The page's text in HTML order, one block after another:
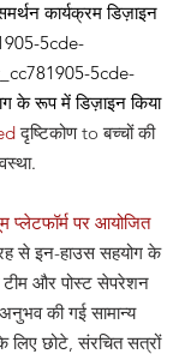
कार्यक्रम डिज़ाइन
5cde-
5cde-
के रूप में डिज़ाइन किया
दृष्टिकोणto बच्चों की
.
प्लेटफॉर्म पर आयोजित
से इन-हाउस सहयोग के
टीम और पोस्ट सेपरेशन
की गई सामान्य
लिए छोटे, संरचित सत्रों